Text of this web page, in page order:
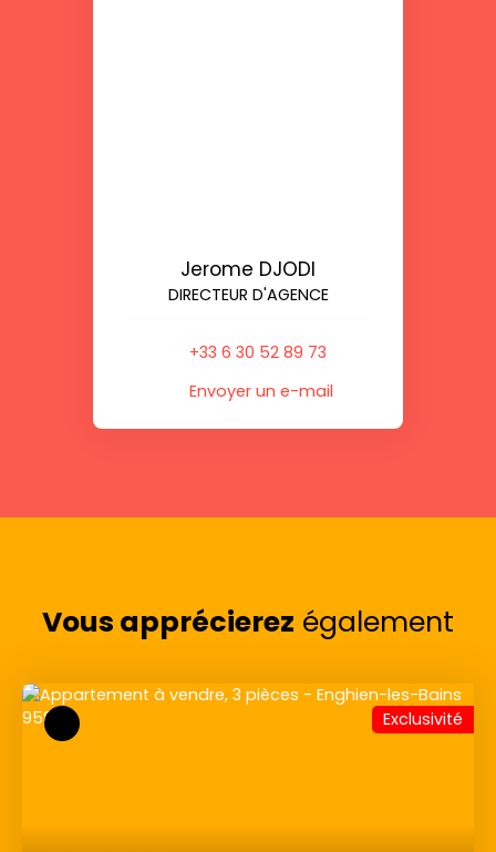
Jerome DJODI
DIRECTEUR D'AGENCE
+33 6 30 52 89 73
Envoyer un e-mail
Vous apprécierez également
Exclusivité